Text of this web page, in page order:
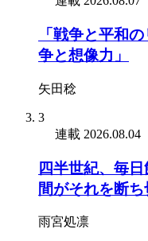
「戦争と平和
争と想像力」
矢田稔
3
連載 2026.08.04
四半世紀、毎
間がそれを断
雨宮処凛